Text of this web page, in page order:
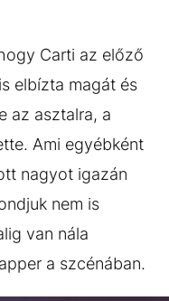
Carti az előző
elbízta magát és
az asztalra, a
Ami egyébként
nagyot igazán
nem is
van nála
a szcénában.